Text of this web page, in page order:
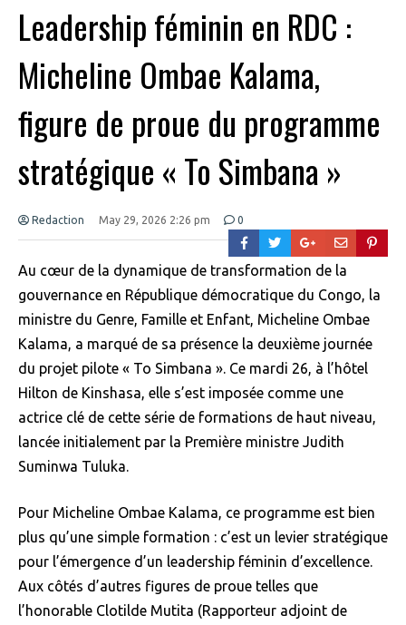
Leadership féminin en RDC :
Micheline Ombae Kalama,
figure de proue du programme
stratégique « To Simbana »
Redaction May 29, 2026 2:26 pm 0
Au cœur de la dynamique de transformation de la
gouvernance en République démocratique du Congo, la
ministre du Genre, Famille et Enfant, Micheline Ombae
Kalama, a marqué de sa présence la deuxième journée
du projet pilote « To Simbana ». Ce mardi 26, à l’hôtel
Hilton de Kinshasa, elle s’est imposée comme une
actrice clé de cette série de formations de haut niveau,
lancée initialement par la Première ministre Judith
Suminwa Tuluka.
Pour Micheline Ombae Kalama, ce programme est bien
plus qu’une simple formation : c’est un levier stratégique
pour l’émergence d’un leadership féminin d’excellence.
Aux côtés d’autres figures de proue telles que
l’honorable Clotilde Mutita (Rapporteur adjoint de